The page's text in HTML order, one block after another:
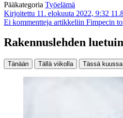
Pääkategoria Työelämä
Kirjoitettu 11. elokuuta 2022, 9:32
Ei kommentteja artikkeliin Fimpecin
Rakennuslehden
Tänään Tällä viikolla Tässä kuussa